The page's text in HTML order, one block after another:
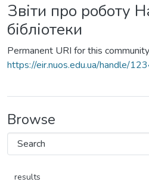
Звіти про роботу
бібліотеки
Permanent URI for this community
https://eir.nuos.edu.ua/handle/
Browse
results